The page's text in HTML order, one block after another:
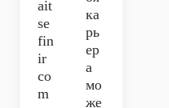
ait
se
fin
ir
co
m
ка
рь
ер
а
мо
же